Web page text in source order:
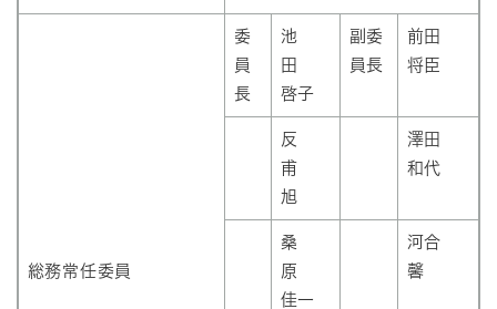
総務常任委員
委
員
長
池
田
啓子
副委
員長
前田
将臣
反
甫
旭
澤田
和代
桑
原
佳一
河合
馨